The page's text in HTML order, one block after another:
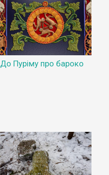
До Пуріму про бароко